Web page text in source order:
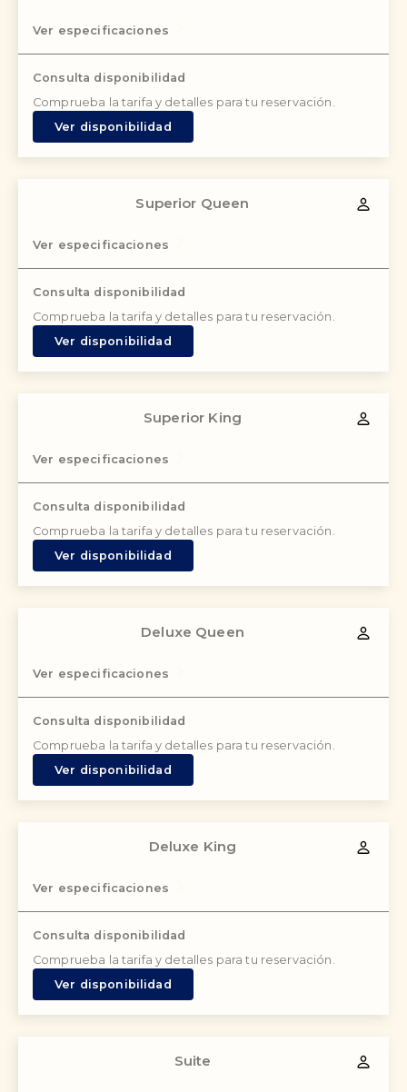
Ver especificaciones
Consulta disponibilidad
Comprueba la tarifa y detalles para tu reservación.
Ver disponibilidad
Superior Queen
Ver especificaciones
Consulta disponibilidad
Comprueba la tarifa y detalles para tu reservación.
Ver disponibilidad
Superior King
Ver especificaciones
Consulta disponibilidad
Comprueba la tarifa y detalles para tu reservación.
Ver disponibilidad
Deluxe Queen
Ver especificaciones
Consulta disponibilidad
Comprueba la tarifa y detalles para tu reservación.
Ver disponibilidad
Deluxe King
Ver especificaciones
Consulta disponibilidad
Comprueba la tarifa y detalles para tu reservación.
Ver disponibilidad
Suite